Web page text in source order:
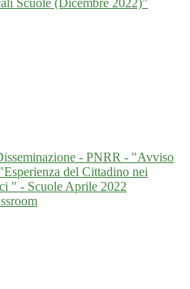
Scuole (Dicembre 2022)”
- PNRR - "Avviso
del Cittadino nei
" - Scuole Aprile 2022